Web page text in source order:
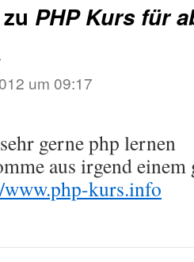
PHP Kurs für
um 09:17
gerne php lernen
aus irgend
kurs.info